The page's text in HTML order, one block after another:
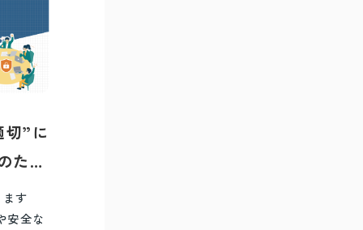
”に
ため
ー
す
安全な